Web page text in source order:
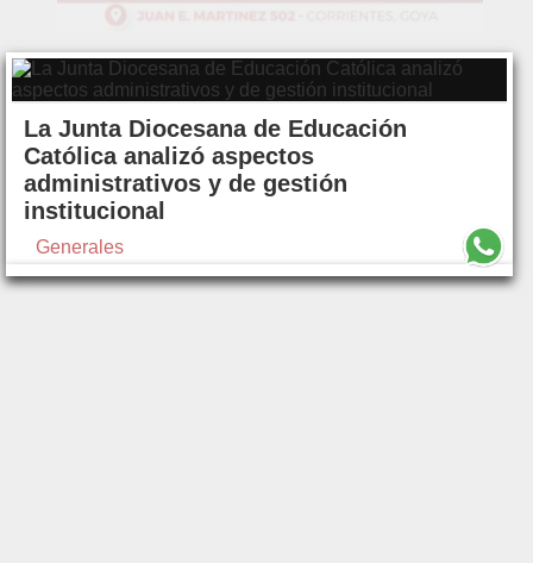
La Junta Diocesana de Educación
Católica analizó aspectos
administrativos y de gestión
institucional
Generales